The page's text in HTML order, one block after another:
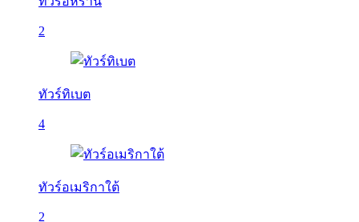
2
ทัวร์ทิเบต
4
ทัวร์อเมริกาใต้
2